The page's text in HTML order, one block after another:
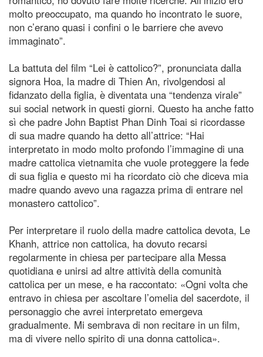
molto preoccupato, ma quando ho incontrato le suore,
non c’erano quasi i confini o le barriere che avevo
immaginato”.
La battuta del film “Lei è cattolico?”, pronunciata dalla
signora Hoa, la madre di Thien An, rivolgendosi al
fidanzato della figlia, è diventata una “tendenza virale”
sui social network in questi giorni. Questo ha anche fatto
sì che padre John Baptist Phan Dinh Toai si ricordasse
di sua madre quando ha detto all’attrice: “Hai
interpretato in modo molto profondo l’immagine di una
madre cattolica vietnamita che vuole proteggere la fede
di sua figlia e questo mi ha ricordato ciò che diceva mia
madre quando avevo una ragazza prima di entrare nel
monastero cattolico”.
Per interpretare il ruolo della madre cattolica devota, Le
Khanh, attrice non cattolica, ha dovuto recarsi
regolarmente in chiesa per partecipare alla Messa
quotidiana e unirsi ad altre attività della comunità
cattolica per un mese, e ha raccontato: «Ogni volta che
entravo in chiesa per ascoltare l’omelia del sacerdote, il
personaggio che avrei interpretato emergeva
gradualmente. Mi sembrava di non recitare in un film,
ma di vivere nello spirito di una donna cattolica».